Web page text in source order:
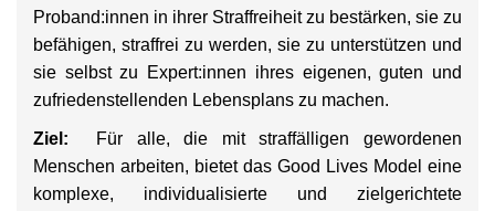
Proband:innen in ihrer Straffreiheit zu bestärken, sie zu
befähigen, straffrei zu werden, sie zu unterstützen und
sie selbst zu Expert:innen ihres eigenen, guten und
zufriedenstellenden Lebensplans zu machen.
Ziel:
Für alle, die mit straffälligen gewordenen
Menschen arbeiten, bietet das Good Lives Model eine
komplexe, individualisierte und zielgerichtete